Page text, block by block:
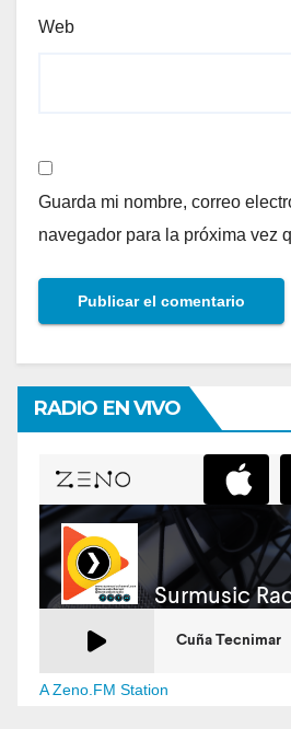
Web
Guarda mi nombre, correo
navegador para la próxima vez
RADIO EN VIVO
A Zeno.FM Station